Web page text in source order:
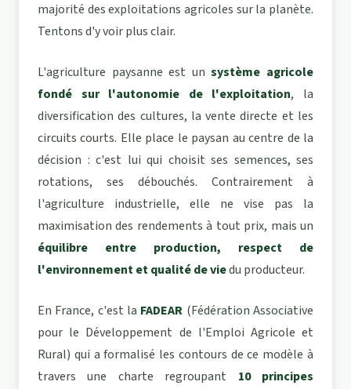
majorité des exploitations agricoles sur la planète.
Tentons d'y voir plus clair.
L'agriculture paysanne est unsystème agricole
fondé sur l'autonomie de l'exploitation, la
diversification des cultures, la vente directe et les
circuits courts. Elle place le paysan au centre de la
décision : c'est lui qui choisit ses semences, ses
rotations, ses débouchés. Contrairement à
l'agriculture industrielle, elle ne vise pas la
maximisation des rendements à tout prix, mais un
équilibre entre production, respect de
l'environnement et qualité de viedu producteur.
En France, c'est la FADEAR (Fédération Associative
pour le Développement de l'Emploi Agricole et
Rural) qui a formalisé les contours de ce modèle à
travers une charte regroupant 10 principes